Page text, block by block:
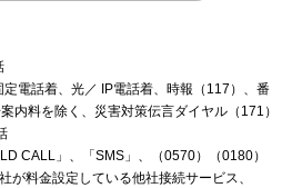
定電話着、光／ IP電話着、時報（117）、番
内料を除く、災害対策伝言ダイヤル（171）
CALL」、「SMS」、（0570）（0180）
が料金設定している他社接続サービス、